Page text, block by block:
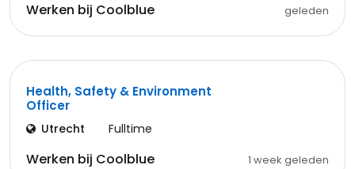
Werken bij Coolblue
geleden
Health, Safety & Environment
Officer
Utrecht Fulltime
Werken bij Coolblue 1 week geleden